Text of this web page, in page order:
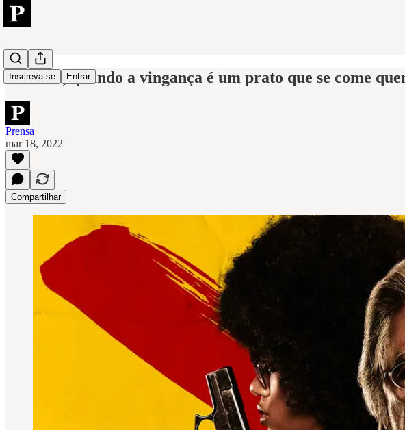
Inscreva-se Entrar
Hunters, quando a vingança é um prato que se come
Prensa
mar 18, 2022
Compartilhar